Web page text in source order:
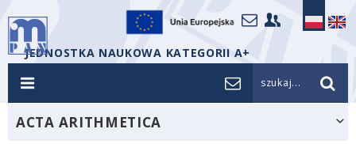
JEDNOSTKA NAUKOWA KATEGORII A+
szukaj...
ACTA ARITHMETICA